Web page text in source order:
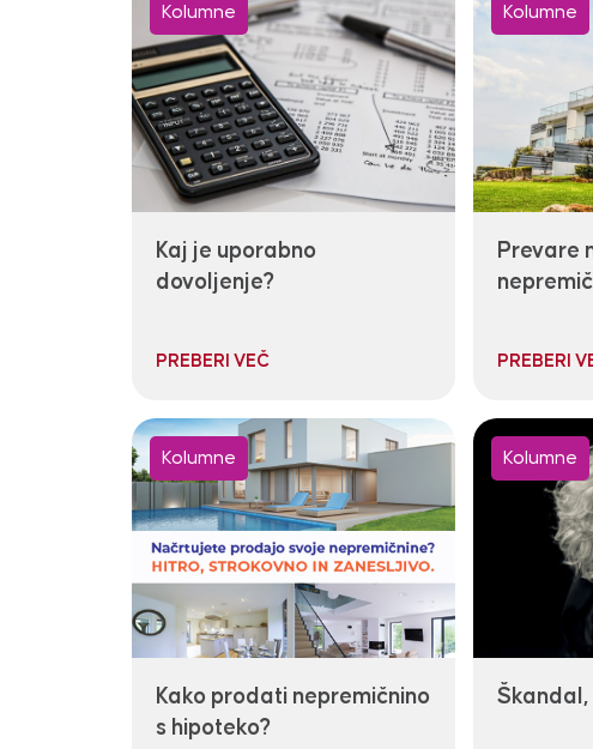
Kolumne
Kaj je uporabno
dovoljenje?
PREBERI VEČ
Kolumne
Prevare
PREBERI
Kolumne
Kako prodati nepremičnino
s hipoteko?
Kolumne
Škandal,